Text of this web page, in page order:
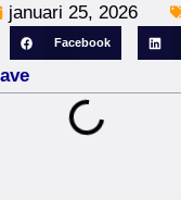
januari 25, 2026
Facebook